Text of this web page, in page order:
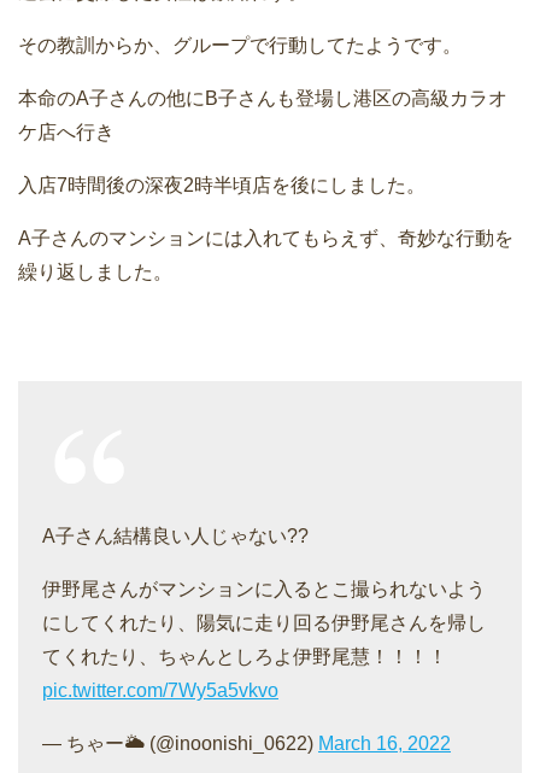
その教訓からか、グループで行動してたようです。
本命のA子さんの他にB子さんも登場し港区の高級カラオ
ケ店へ行き
入店7時間後の深夜2時半頃店を後にしました。
A子さんのマンションには入れてもらえず、奇妙な行動を
繰り返しました。
A子さん結構良い人じゃない??
伊野尾さんがマンションに入るとこ撮られないよう
にしてくれたり、陽気に走り回る伊野尾さんを帰し
てくれたり、ちゃんとしろよ伊野尾慧！！！！
pic.twitter.com/7Wy5a5vkvo
— ちゃー🌥 (@inoonishi_0622) March 16, 2022